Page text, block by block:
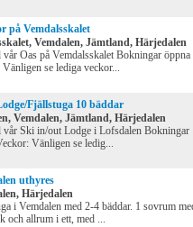
på Vemdalsskalet
Vemdalen, Jämtland, Härjedalen
Oas på Vemdalsskalet Bokningar öppna
se lediga veckor...
Fjällstuga 10 bäddar
Vemdalen, Jämtland, Härjedalen
Ski in/out Lodge i Lofsdalen Bokningar
Vänligen se ledig...
uthyres
Härjedalen
i Vemdalen med 2-4 bäddar. 1 sovrum
och allrum i ett, med ...